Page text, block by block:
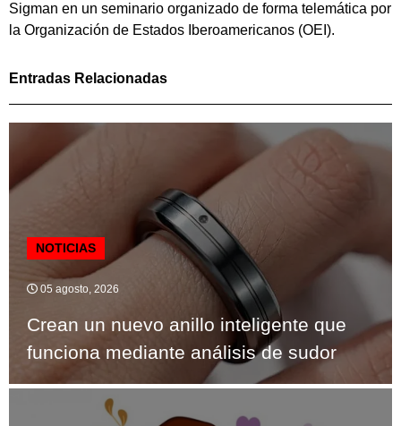
Sigman en un seminario organizado de forma telemática por
la Organización de Estados Iberoamericanos (OEI).
Entradas Relacionadas
NOTICIAS
05 agosto, 2026
Crean un nuevo anillo inteligente que
funciona mediante análisis de sudor